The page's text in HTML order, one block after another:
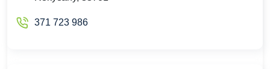
371 723 986